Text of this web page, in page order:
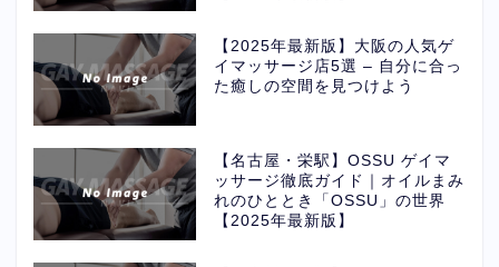
【2025年最新版】大阪の人気ゲ
イマッサージ店5選 – 自分に合っ
た癒しの空間を見つけよう
【名古屋・栄駅】OSSU ゲイマ
ッサージ徹底ガイド｜オイルまみ
れのひととき「OSSU」の世界
【2025年最新版】